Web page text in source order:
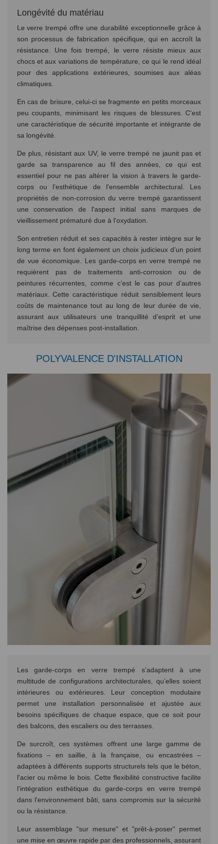
Longévité du matériau
Le verre trempé offre une durabilité exceptionnelle grâce à
son processus de fabrication spécifique, qui en accroît la
résistance. Une fois trempé, le verre résiste mieux aux
chocs et aux variations de température, ce qui le rend idéal
pour des applications extérieures, soumises aux aléas
climatiques.
En cas de brisure, celui-ci se fragmente en petits morceaux
peu coupants, minimisant les risques de blessures. C'est
une caractéristique de sécurité importante et intégrante de
sa longévité.
De plus, résistant aux UV, le verre trempé ne jaunit pas et
garde sa transparence au fil des années, ce qui est
essentiel pour ne pas altérer la vision à travers le garde-
corps ou l’esthétique de l'ensemble architectural. Les
propriétés de non-corrosion du verre trempé garantissent
une conservation de l'aspect initial sans marques de
vieillissement prématuré due à l'oxydation.
Son entretien réduit et ses capacités à rester intègre sur le
long terme en font également un choix judicieux d’un point
de vue économique. Les garde-corps en verre trempé ne
requièrent pas de traitements anti-corrosion ou de
peintures récurrentes, comme c’est le cas pour d’autres
matériaux. Cette caractéristique réduit sensiblement leurs
coûts de maintenance tout au long de leur durée de vie,
assurant aux utilisateurs une tranquillité d’esprit et une
maîtrise des dépenses post-installation.
POLYVALENCE D'INSTALLATION
Les garde-corps en verre trempé s’adaptent à une
multitude de configurations architecturales, qu’elles soient
intérieures ou extérieures. Leur conception modulaire
permet une installation personnalisée et ajustée aux
besoins spécifiques de chaque espace, que ce soit pour
des balcons, des escaliers ou des terrasses.
De surcroît, ces systèmes offrent une large gamme de
fixations – en saillie, à la française, ou encastrées –
adaptées à différents supports structurels tels que le béton,
l'acier ou même le bois. Cette flexibilité constructive facilite
l’intégration esthétique du garde-corps en verre trempé
dans l'environnement bâti, sans compromis sur la sécurité
ou la résistance.
Leur assemblage "sur mesure" et "prêt-à-poser" permet
une mise en œuvre rapide par des professionnels, assurant